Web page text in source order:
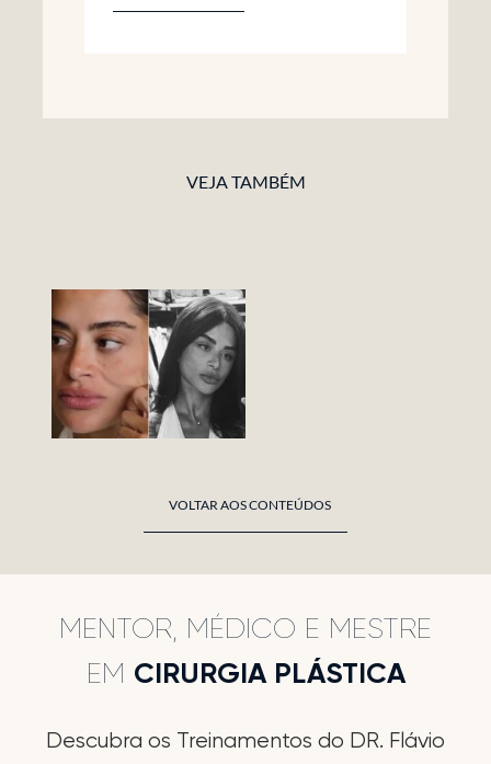
VEJA TAMBÉM
VOLTAR AOS CONTEÚDOS
MENTOR, MÉDICO E MESTRE
EM CIRURGIA PLÁSTICA
Descubra os Treinamentos do DR. Flávio